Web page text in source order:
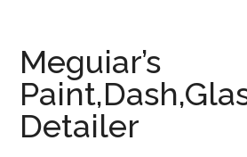
Meguiar’s
Detailer